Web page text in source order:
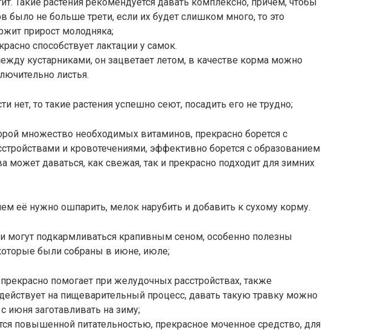
было не больше трети, если их будет слишком много, то это
прирост молодняка;
способствует лактации у самок.
кустарниками, он зацветает летом, в качестве корма можно
листья.
нет, то такие растения успешно сеют, посадить его не трудно;
множество необходимых витаминов, прекрасно борется с
и кровотечениями, эффективно борется с образованием
может даваться, как свежая, так и прекрасно подходит для зимних
её нужно ошпарить, мелок нарубить и добавить к сухому корму.
могут подкармливаться крапивным сеном, особенно полезны
были собраны в июне, июле;
помогает при желудочных расстройствах, также
на пищеварительный процесс, давать такую травку можно
июня заготавливать на зиму;
повышенной питательностью, прекрасное моченное средство, для